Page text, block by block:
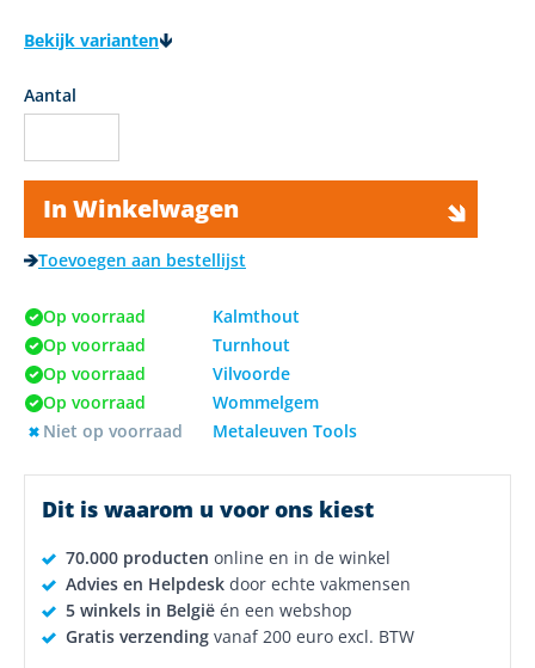
Bekijk varianten
Aantal
In Winkelwagen
Toevoegen aan bestellijst
Op voorraad
Kalmthout
Op voorraad
Turnhout
Op voorraad
Vilvoorde
Op voorraad
Wommelgem
Niet op voorraad
Metaleuven Tools
Dit is waarom u voor ons kiest
70.000 producten online en in de winkel
Advies en Helpdesk door echte vakmensen
5 winkels in België én een webshop
Gratis verzending vanaf 200 euro excl. BTW